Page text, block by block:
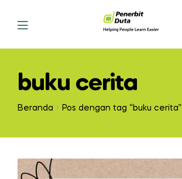
Menu
buku cerita
Beranda Pos dengan tag “buku cerita”